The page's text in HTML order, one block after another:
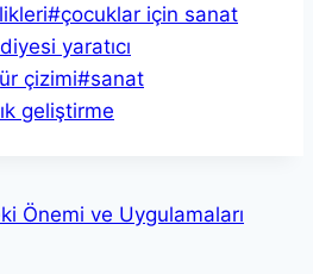
#çocuklar için sanat
yaratıcı
çizimi#sanat
geliştirme
Önemi ve Uygulamaları